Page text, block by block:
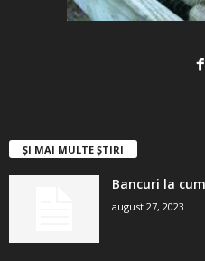
ȘI MAI MULTE ȘTIRI
Bancuri la
august 27, 2023